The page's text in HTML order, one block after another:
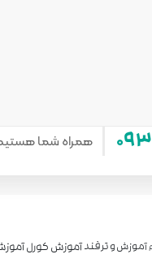
همراه شما
آموزش و ترفندآموزش کورل